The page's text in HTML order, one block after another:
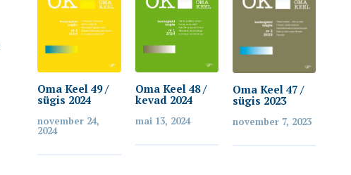
Oma Keel 49 /
sügis 2024
november 24,
2024
Oma Keel 48 /
kevad 2024
mai 13, 2024
Oma Keel 47 /
sügis 2023
november 7, 2023